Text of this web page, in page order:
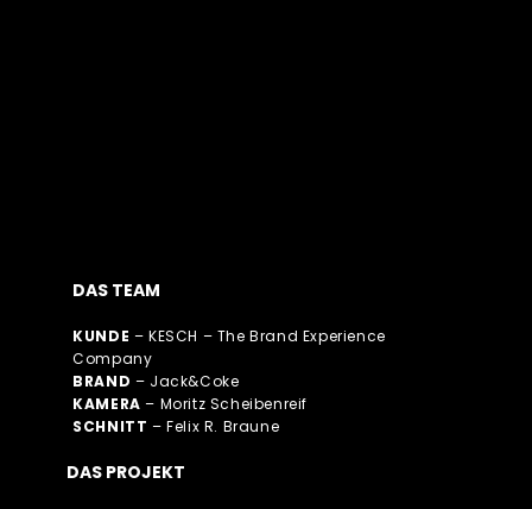
DAS TEAM
KUNDE – KESCH – The Brand Experience
Company
BRAND – Jack&Coke
KAMERA – Moritz Scheibenreif
SCHNITT – Felix R. Braune
DAS PROJEKT